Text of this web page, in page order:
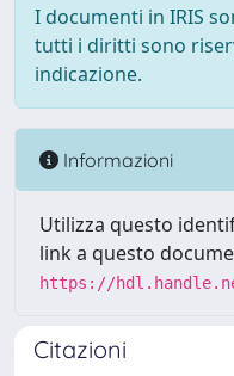
I documenti in IRIS
tutti i diritti sono
indicazione.
Informazioni
Utilizza questo
link a questo
https://
Citazioni